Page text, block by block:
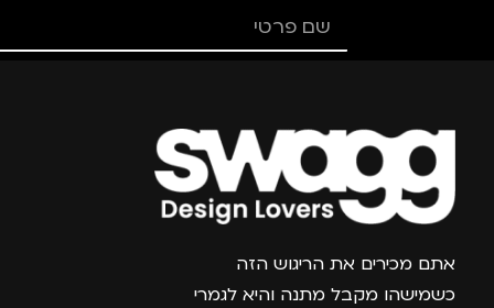
צרפו אותי למועדון
אתם מכירים את הריגוש הזה
כשמישהו מקבל מתנה והיא לגמרי